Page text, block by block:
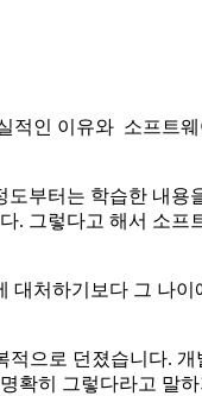
적인 이유와 소프트
부터는 학습한 내용
그렇다고 해서 소프
처하기보다 그 나
으로 던졌습니다.
확히 그렇다라고 말